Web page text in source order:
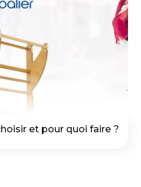
et pour quoi faire ?